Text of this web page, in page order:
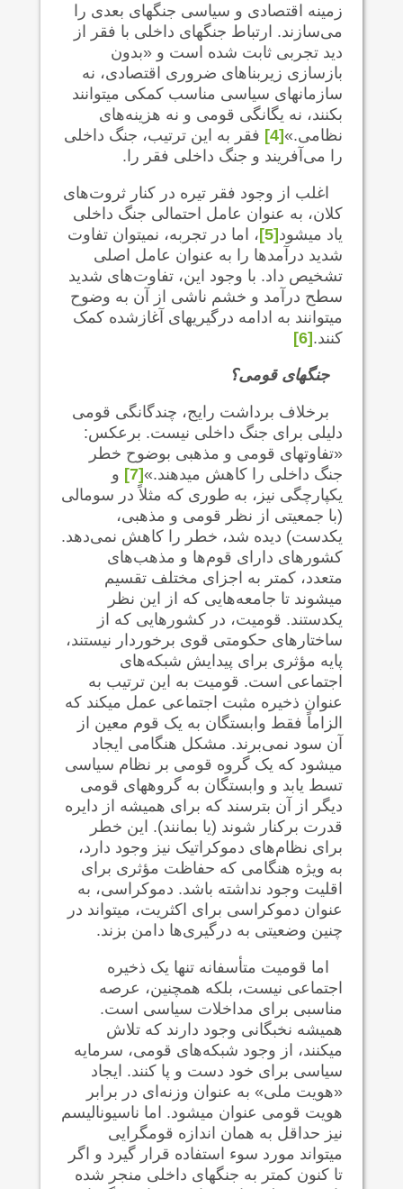
زمینه اقتصادی و سیاسی جنگهای بعدی را
می‌سازند. ارتباط جنگهای داخلی با فقر از
دید تجربی ثابت شده است و «بدون
بازسازی زیربناهای ضروری اقتصادی، نه
سازمانهای سیاسی مناسب کمکی می‍توانند
بکنند، نه یگانگی قومی و نه هزینه‌های
نظامی.»[4]
فقر به این ترتیب، جنگ داخلی
را می‌آفریند و جنگ داخلی فقر را.
اغلب از وجود فقر تیره در کنار ثروت‌های
کلان، به عنوان عامل احتمالی جنگ داخلی
یاد می‍شود[5]
، اما در تجربه، نمی‍توان تفاوت
شدید درآمدها را به عنوان عامل اصلی
تشخیص داد. با وجود این، تفاوت‌های شدید
سطح درآمد و خشم ناشی از آن به وضوح
می‍توانند به ادامه درگیریهای آغازشده کمک
کنند.[6]
جنگهای قومی؟
برخلاف برداشت رایج، چندگانگی قومی
دلیلی برای جنگ داخلی نیست. برعکس:
«تفاوتهای قومی و مذهبی بوضوح خطر
جنگ داخلی را کاهش می‍دهند.»[7]
و
یکپارچگی نیز، به طوری که مثلاً در سومالی
(با جمعیتی از نظر قومی و مذهبی،
یکدست) دیده شد، خطر را کاهش نمی‌دهد.
کشورهای دارای قوم‌ها و مذهب‌های
متعدد، کمتر به اجزای مختلف تقسیم
می‍شوند تا جامعه‌هایی که از این نظر
یکدستند. قومیت، در کشورهایی که از
ساختارهای حکومتی قوی برخوردار نیستند،
پایه مؤثری برای پیدایش شبکه‌های
اجتماعی است. قومیت به این ترتیب به
عنوان ذخیره مثبت اجتماعی عمل می‍کند که
الزاماً فقط وابستگان به یک قوم معین از
آن سود نمی‌برند. مشکل هنگامی ایجاد
می‍شود که یک گروه قومی بر نظام سیاسی
تسط یابد و وابستگان به گروههای قومی
دیگر از آن بترسند که برای همیشه از دایره
قدرت برکنار شوند (یا بمانند). این خطر
برای نظام‌های دموکراتیک نیز وجود دارد،
به ویژه هنگامی که حفاظت مؤثری برای
اقلیت وجود نداشته باشد. دموکراسی، به
عنوان دموکراسی برای اکثریت، می‍تواند در
چنین وضعیتی به درگیری‌ها دامن بزند.
اما قومیت متأسفانه تنها یک ذخیره
اجتماعی نیست، بلکه همچنین، عرصه
مناسبی برای مداخلات سیاسی است.
همیشه نخبگانی وجود دارند که تلاش
می‍کنند، از وجود شبکه‌های قومی، سرمایه
سیاسی برای خود دست و پا کنند. ایجاد
«هویت ملی» به عنوان وزنه‌ای در برابر
هویت قومی عنوان می‍شود. اما ناسیونالیسم
نیز حداقل به همان اندازه قوم‍گرایی
می‍تواند مورد سوء استفاده قرار گیرد و اگر
تا کنون کمتر به جنگهای داخلی منجر شده